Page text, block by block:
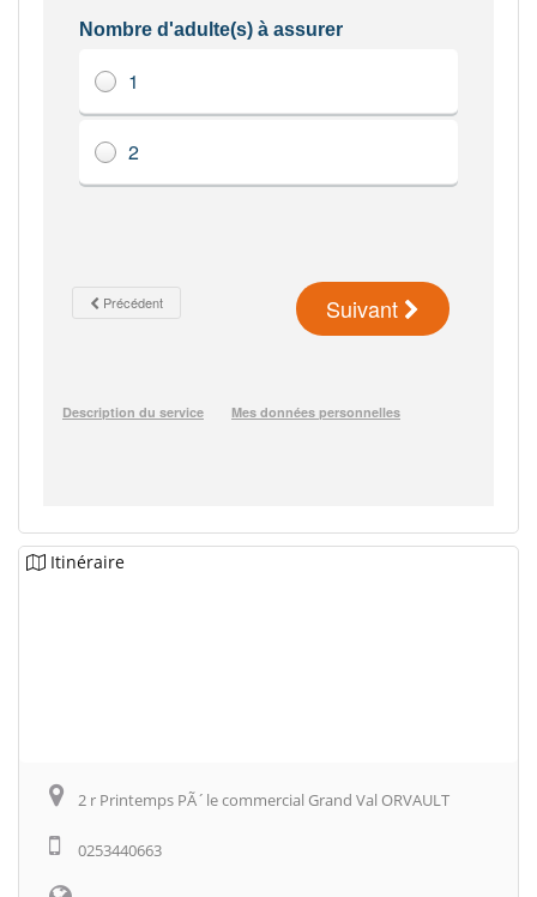
Itinéraire
2 r Printemps PÃ´le commercial Grand Val ORVAULT
0253440663